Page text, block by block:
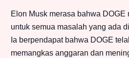
Elon Musk merasa bahwa
untuk semua masalah yang ada
Ia berpendapat bahwa DOGE
memangkas anggaran dan